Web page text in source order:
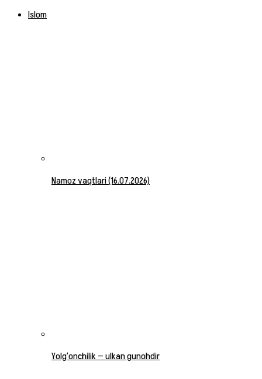
Islom
Namoz vaqtlari (16.07.2026)
Yolg‘onchilik — ulkan gunohdir